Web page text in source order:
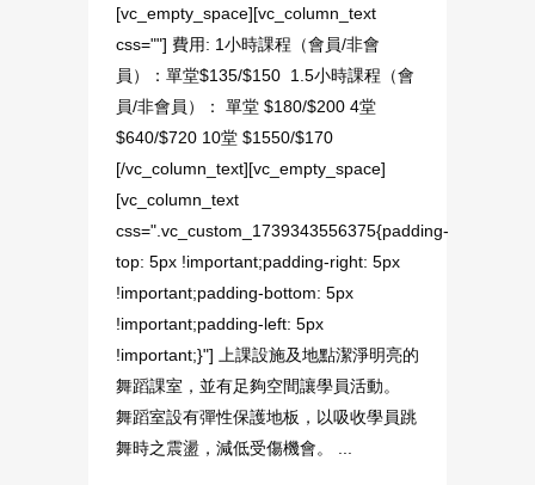
[vc_empty_space][vc_column_text
css=""] 費用: 1小時課程（會員/非會
員）：單堂$135/$150 1.5小時課程（會
員/非會員）： 單堂 $180/$200 4堂
$640/$720 10堂 $1550/$170
[/vc_column_text][vc_empty_space]
[vc_column_text
css=".vc_custom_1739343556375{padding-
top: 5px !important;padding-right: 5px
!important;padding-bottom: 5px
!important;padding-left: 5px
!important;}"] 上課設施及地點潔淨明亮的
舞蹈課室，並有足夠空間讓學員活動。
舞蹈室設有彈性保護地板，以吸收學員跳
舞時之震盪，減低受傷機會。 ...